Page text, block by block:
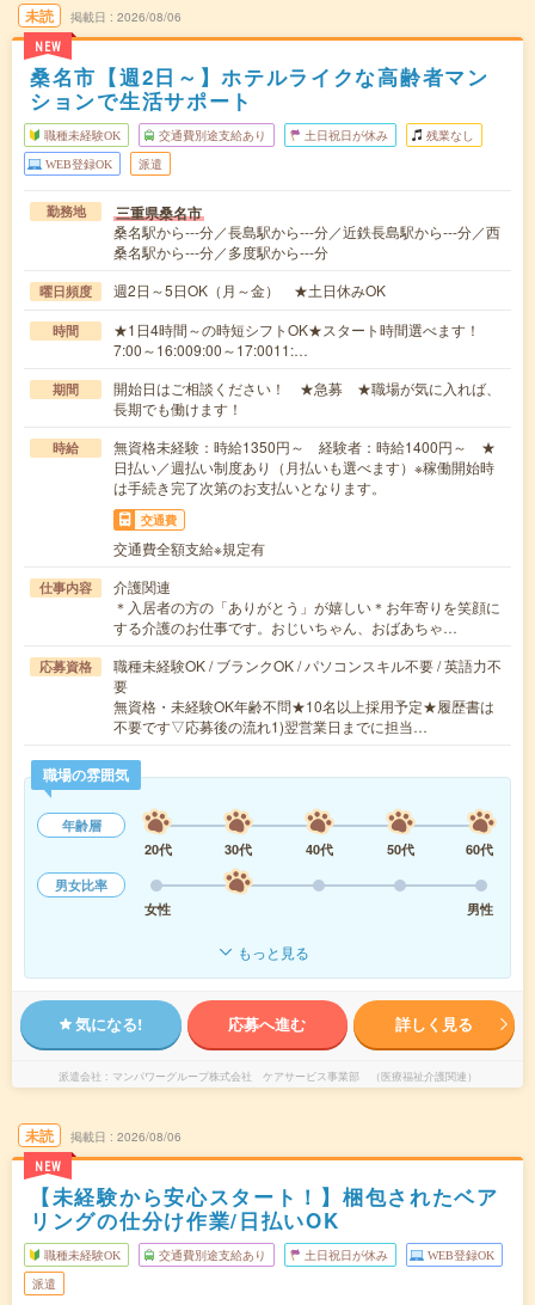
未読
NEW
掲載日 2026/08/06
桑名市【週2日～】ホテルライクな高齢者マン
ションで生活サポート
職種未経験OK 交通費別途支給あり 土日祝日が休み 残業なし
WEB登録OK 派遣
勤務地 三重県桑名市
桑名駅から---分／長島駅から---分／近鉄長島駅から---分／西
桑名駅から---分／多度駅から---分
曜日頻度 週2日～5日OK（月～金） ★土日休みOK
時間
★1日4時間～の時短シフトOK★スタート時間選べます！
7:00～16:009:00～17:0011:…
期間
開始日はご相談ください！ ★急募 ★職場が気に入れば、
長期でも働けます！
時給
無資格未経験：時給1350円～ 経験者：時給1400円～ ★
日払い／週払い制度あり（月払いも選べます）※稼働開始時
は手続き完了次第のお支払いとなります。
交通費
交通費全額支給※規定有
仕事内容
介護関連
＊入居者の方の「ありがとう」が嬉しい＊お年寄りを笑顔に
する介護のお仕事です。おじいちゃん、おばあちゃ…
応募資格
職種未経験OK / ブランクOK / パソコンスキル不要 / 英語力不
要
無資格・未経験OK年齢不問★10名以上採用予定★履歴書は
不要です▽応募後の流れ1)翌営業日までに担当…
職場の雰囲気
年齢層
20代
30代 40代 50代
60代
男女比率
女性
男性
もっと見る
気になる! 応募へ進む 詳しく見る
派遣会社 マンパワーグループ株式会社 ケアサービス事業部 （医療福祉介護関連）
未読
NEW
掲載日 2026/08/06
【未経験から安心スタート！】梱包されたベア
リングの仕分け作業/日払いOK
職種未経験OK 交通費別途支給あり 土日祝日が休み WEB登録OK
派遣